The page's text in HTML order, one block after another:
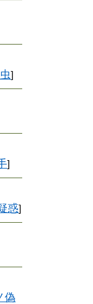
]
]
惑]
偽